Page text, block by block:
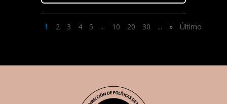
1 2 3 4 5 ... 10 20 30 ... » Último